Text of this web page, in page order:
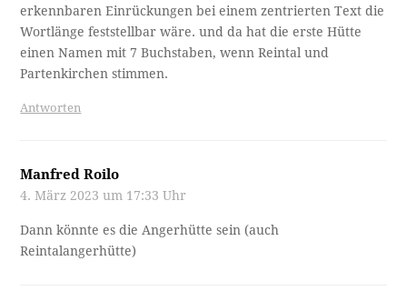
erkennbaren Einrückungen bei einem zentrierten Text die
Wortlänge feststellbar wäre. und da hat die erste Hütte
einen Namen mit 7 Buchstaben, wenn Reintal und
Partenkirchen stimmen.
Antworten
Manfred Roilo
4. März 2023 um 17:33 Uhr
Dann könnte es die Angerhütte sein (auch
Reintalangerhütte)